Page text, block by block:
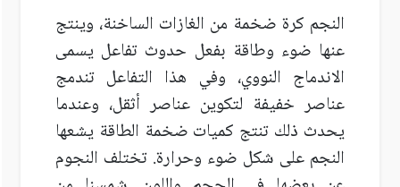
النجم كرة ضخمة من الغازات الساخنة، وينتج
عنها ضوء وطاقة بفعل حدوث تفاعل يسمى
الاندماج النووي، وفي هذا التفاعل تندمج
عناصر خفيفة لتكوين عناصر أثقل، وعندما
يحدث ذلك تنتج كميات ضخمة الطاقة يشعها
النجم على شكل ضوء وحرارة. تختلف النجوم